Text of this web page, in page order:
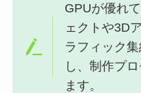
GPUが優れ
ェクトや3D
ラフィック
し、制作プ
ます。